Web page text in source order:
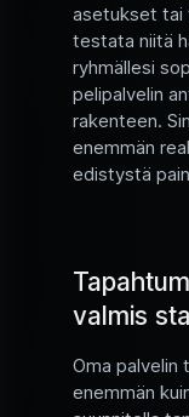
asetukset tai
testata niitä
ryhmällesi
pelipalvelin
rakenteen.
enemmän
edistystä
valmis
Oma palvelin
enemmän